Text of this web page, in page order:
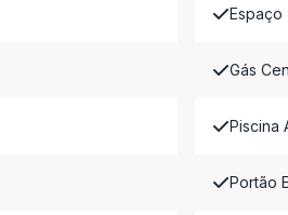
Espaço
Gás
Piscina
Portão